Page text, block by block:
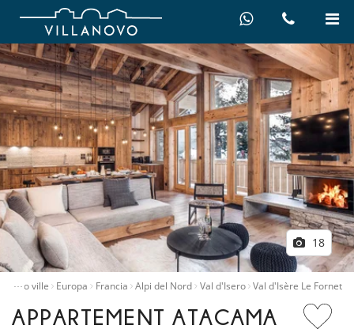
18
…
Affitto ville Europa Francia Alpi del Nord Val d'Isero Val d'Isère Le Fornet
APPARTEMENT ATACAMA